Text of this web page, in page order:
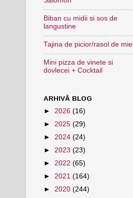
Biban cu midii si sos de
langustine
Tajina de picior/rasol de miel
Mini pizza de vinete si
dovlecei + Cocktail
ARHIVĂ BLOG
► 2026 (16)
► 2025 (29)
► 2024 (24)
► 2023 (23)
► 2022 (65)
► 2021 (164)
► 2020 (244)